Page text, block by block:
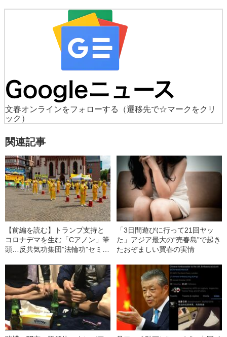
文春オンラインをフォローする
（遷移先で☆マークをクリ
ック）
関連記事
【前編を読む】トランプ支持と
コロナデマを生む「Cアノン」筆
頭…反共気功集団”法輪功”セミナ
「3日間遊びに行って21回ヤッ
た」アジア最大の“売春島”で起き
たおぞましい買春の実情